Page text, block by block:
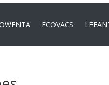
ECOVACS